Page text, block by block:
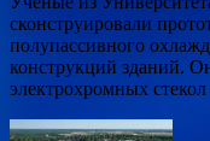
сконструировали
полупассивного
конструкций зданий.
электрохромных